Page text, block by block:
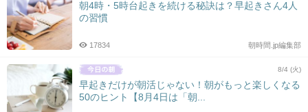
朝4時・5時台起きを続ける秘訣は？早起きさん4人
の習慣
朝時間.jp編集部
17834
8/4 (火)
早起きだけが朝活じゃない！朝がもっと楽しくなる
50のヒント【8月4日は「朝...